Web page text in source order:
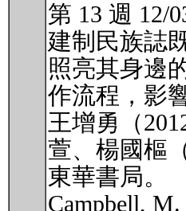
第 13 週 12/
建制民族誌
照亮其身邊
作流程，影
王增勇（
萱、楊國樞
東華書局。
Campbell,